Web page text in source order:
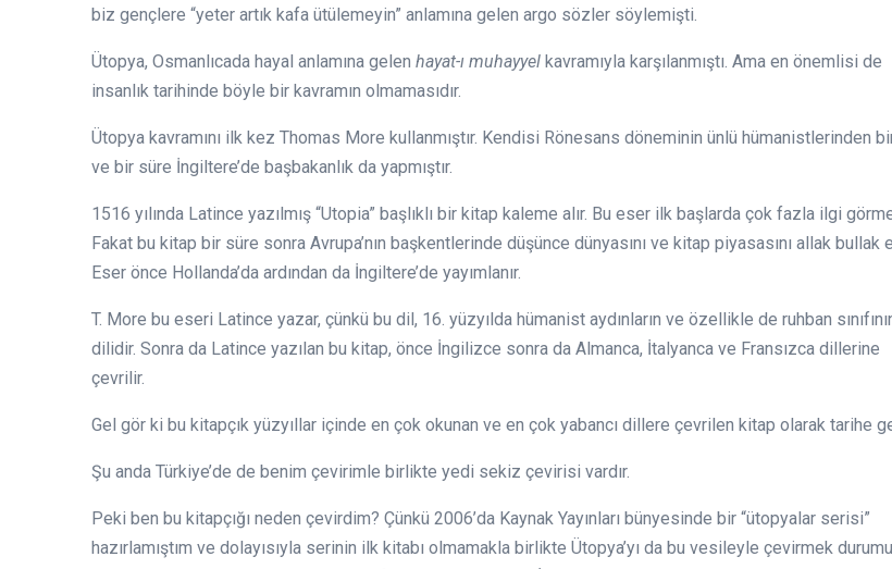
biz gençlere “yeter artık kafa ütülemeyin” anlamına gelen argo sözler söylemişti.
Ütopya, Osmanlıcada hayal anlamına gelen hayat-ı muhayyel kavramıyla karşılanmıştı. Ama en önemlisi de
insanlık tarihinde böyle bir kavramın olmamasıdır.
Ütopya kavramını ilk kez Thomas More kullanmıştır. Kendisi Rönesans döneminin ünlü hümanistlerinden
ve bir süre İngiltere’de başbakanlık da yapmıştır.
1516 yılında Latince yazılmış “Utopia” başlıklı bir kitap kaleme alır. Bu eser ilk başlarda çok fazla ilgi
Fakat bu kitap bir süre sonra Avrupa’nın başkentlerinde düşünce dünyasını ve kitap piyasasını allak bullak
Eser önce Hollanda’da ardından da İngiltere’de yayımlanır.
T. More bu eseri Latince yazar, çünkü bu dil, 16. yüzyılda hümanist aydınların ve özellikle de ruhban
dilidir. Sonra da Latince yazılan bu kitap, önce İngilizce sonra da Almanca, İtalyanca ve Fransızca dillerine
çevrilir.
Gel gör ki bu kitapçık yüzyıllar içinde en çok okunan ve en çok yabancı dillere çevrilen kitap olarak tarihe
Şu anda Türkiye’de de benim çevirimle birlikte yedi sekiz çevirisi vardır.
Peki ben bu kitapçığı neden çevirdim? Çünkü 2006’da Kaynak Yayınları bünyesinde bir “ütopyalar serisi”
hazırlamıştım ve dolayısıyla serinin ilk kitabı olmamakla birlikte Ütopya’yı da bu vesileyle çevirmek